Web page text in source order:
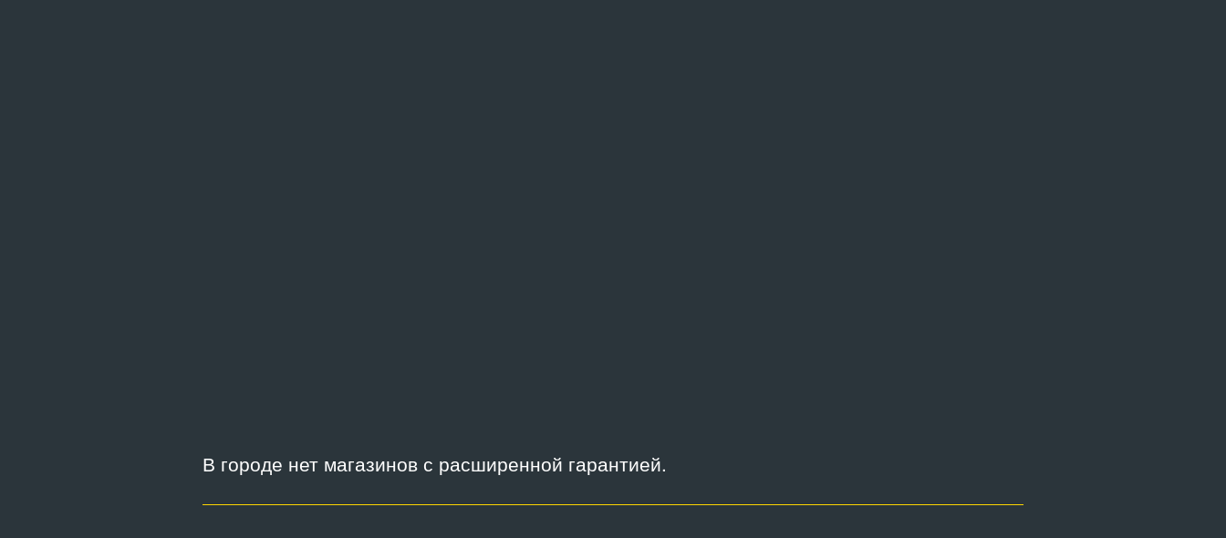
В городе нет магазинов с расширенной гарантией.